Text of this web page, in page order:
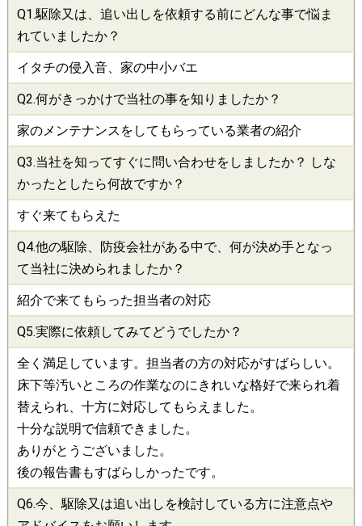
Q1.駆除又は、追い出しを依頼する前にどんな事で悩ま
れていましたか？
イタチの侵入音、家の中小バエ
Q2.何がきっかけで当社の事を知りましたか？
家のメンテナンスをしてもらっている業者の紹介
Q3.当社を知ってすぐに問い合わせをしましたか？ しな
かったとしたら何故ですか？
すぐ来てもらえた
Q4.他の駆除、 防疫会社がある中で、何が決め手となっ
て当社に決められましたか？
紹介で来てもらった担当者の対応
Q5.実際に依頼してみてどうでしたか？
全く満足しています。担当者の方の対応がすばらしい。
床下等汚いところの作業なのにきれいな格好で来られ着
替えられ、十方に対応してもらえました。
十分な説明で信頼できました。
ありがとうございました。
後の報告書もすばらしかったです。
Q6.今、駆除又は追い出しを検討している方に注意点や